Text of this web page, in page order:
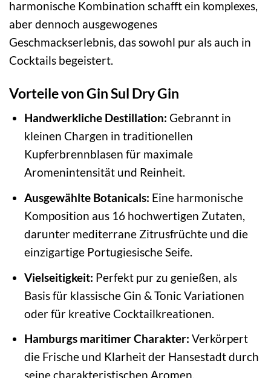
harmonische Kombination schafft ein komplexes,
aber dennoch ausgewogenes
Geschmackserlebnis, das sowohl pur als auch in
Cocktails begeistert.
Vorteile von Gin Sul Dry Gin
Handwerkliche Destillation: Gebrannt in
kleinen Chargen in traditionellen
Kupferbrennblasen für maximale
Aromenintensität und Reinheit.
Ausgewählte Botanicals: Eine harmonische
Komposition aus 16 hochwertigen Zutaten,
darunter mediterrane Zitrusfrüchte und die
einzigartige Portugiesische Seife.
Vielseitigkeit: Perfekt pur zu genießen, als
Basis für klassische Gin & Tonic Variationen
oder für kreative Cocktailkreationen.
Hamburgs maritimer Charakter: Verkörpert
die Frische und Klarheit der Hansestadt durch
seine charakteristischen Aromen.